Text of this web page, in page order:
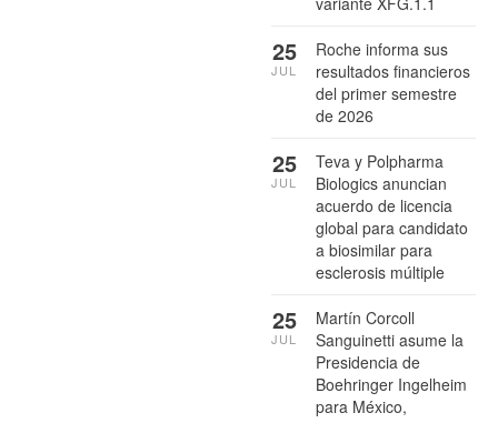
Roche informa sus
resultados financieros
del primer semestre
de 2026
25
JUL
Teva y Polpharma
Biologics anuncian
acuerdo de licencia
global para candidato
a biosimilar para
esclerosis múltiple
25
JUL
Martín Corcoll
Sanguinetti asume la
Presidencia de
Boehringer Ingelheim
para México,
25
JUL